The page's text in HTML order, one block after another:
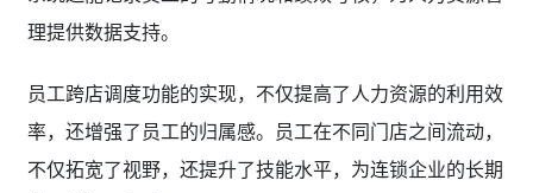
理提供数据支持。
员工跨店调度功能的实现，不仅提高了人力资源的利用效
率，还增强了员工的归属感。员工在不同门店之间流动，
不仅拓宽了视野，还提升了技能水平，为连锁企业的长期